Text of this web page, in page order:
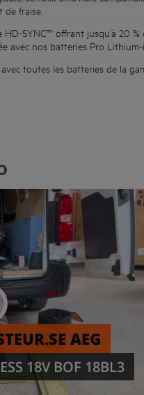
de fraise.
HD-SYNC™ offrant jusqu’à 20
avec nos batteries Pro
toutes les batteries de la